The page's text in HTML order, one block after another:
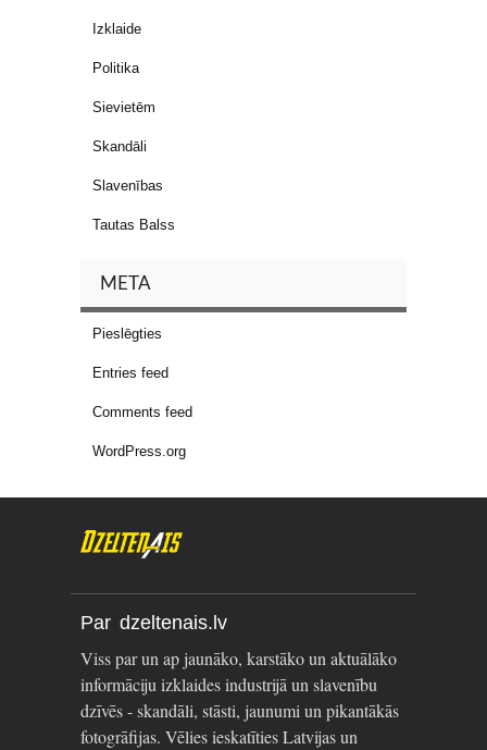
Izklaide
Politika
Sievietēm
Skandāli
Slavenības
Tautas Balss
META
Pieslēgties
Entries feed
Comments feed
WordPress.org
Par dzeltenais.lv
Viss par un ap jaunāko, karstāko un aktuālāko
informāciju izklaides industrijā un slavenību
dzīvēs - skandāli, stāsti, jaunumi un pikantākās
fotogrāfijas. Vēlies ieskatīties Latvijas un